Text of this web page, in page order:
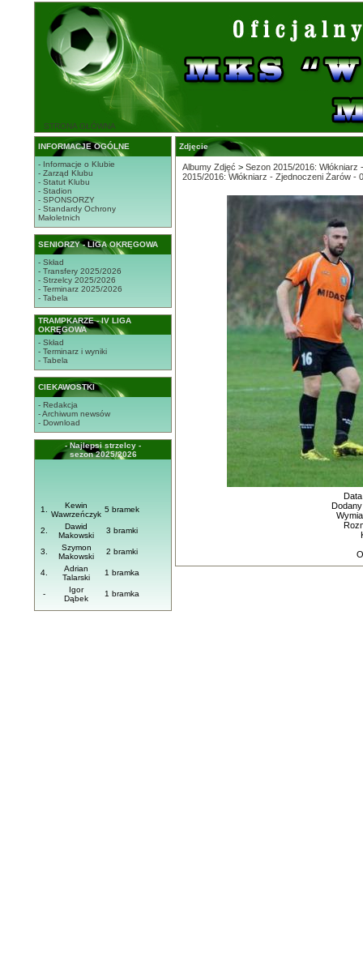
STRONA GŁÓWNA
INFORMACJE OGÓLNE
- Informacje o Klubie
- Zarząd Klubu
- Statut Klubu
- Stadion
- SPONSORZY
- Standardy Ochrony
Małoletnich
SENIORZY - LIGA OKRĘGOWA
- Skład
- Transfery 2025/2026
- Strzelcy 2025/2026
- Terminarz 2025/2026
- Tabela
TRAMPKARZE - IV LIGA
OKRĘGOWA
- Skład
- Terminarz i wyniki
- Tabela
CIEKAWOSTKI
- Redakcja
- Archiwum newsów
- Download
- Najlepsi strzelcy -
sezon 2025/2026
1.
Kewin
Wawrzeńczyk
5 bramek
2.
Dawid
Makowski
3 bramki
3.
Szymon
Makowski
2 bramki
4.
Adrian
Talarski
1 bramka
-
Igor
Dąbek
1 bramka
Zdjęcie
Albumy Zdjęć > Sezon 2015/2016:
2015/2016: Włókniarz - Zjednoczeni Żarów -